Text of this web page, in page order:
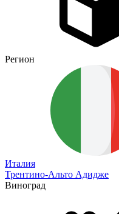
Регион
Италия
Трентино-Альто Адидже
Виноград